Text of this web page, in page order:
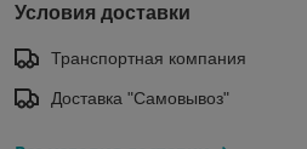
Условия доставки
Транспортная компания
Доставка "Самовывоз"